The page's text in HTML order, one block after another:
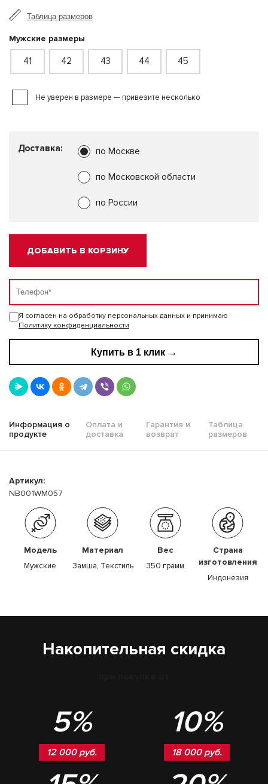
Таблица размеров
Мужские размеры
41 42 43 44 45
Не уверен в размере — привезите несколько
Доставка: по Москве
по Московской области
по России
ДОБАВИТЬ В КОРЗИНУ
Я согласен на обработку персональных данных и принимаю
Политику конфиденциальности
Купить в 1 клик →
Информация о
продукте
Оплата и
доставка
Гарантия и
возврат
Таблица
размеров
Артикул:
NB001WM057
Модель
Мужские
Материал
Замша, Текстиль
Вес
350 грамм
Страна
изготовления
Индонезия
Накопительная скидка
5%
12 000 руб.
10%
18 000 руб.